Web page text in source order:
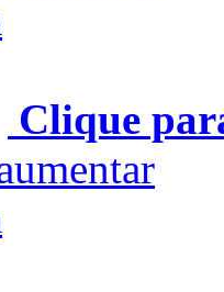
Clique